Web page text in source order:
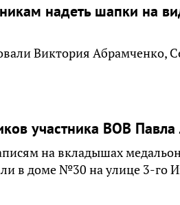
надеть шапки на
Виктория Абрамченко,
участника ВОВ
на вкладышах
в доме №30 на улице 3-го